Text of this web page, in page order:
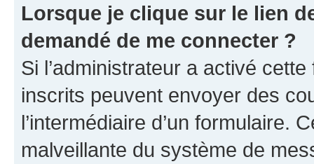
Lorsque je clique sur le lien
demandé de me connecter ?
Si l’administrateur a activé
inscrits peuvent envoyer des
l’intermédiaire d’un formulaire.
malveillante du système de